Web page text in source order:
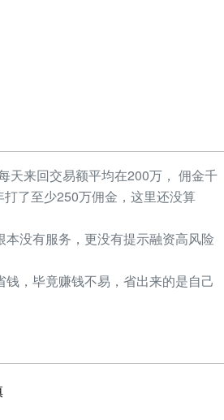
来回交易额平均在200万， 佣金千
了至少250万佣金，这里还没算
没有服务，更没有提示融资高风险
，毕竟赚钱不易，省出来的是自己